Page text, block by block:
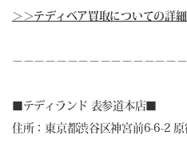
＞＞テディベア買取についての詳
－－－－－－－－－－－－－－－－
テディランド 表参道本店
住所：東京都渋谷区神宮前6-6-2